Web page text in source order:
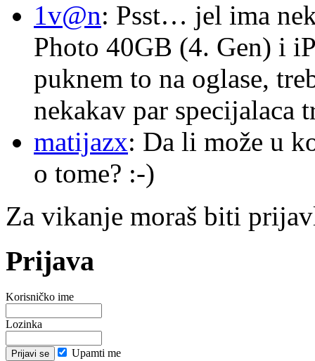
1v@n: Psst… jel ima
Photo 40GB (4. Gen) i
puknem to na oglase,
nekakav par
matijazx: Da li može u
o tome? :-)
Za vikanje moraš biti
Prijava
Korisničko ime
Lozinka
Upamti me